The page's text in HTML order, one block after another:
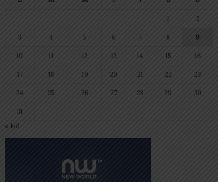
1 2
3 4 5 6 7 8 9
10 11 12 13 14 15 16
17 18 19 20 21 22 23
24 25 26 27 28 29 30
31
« Juil